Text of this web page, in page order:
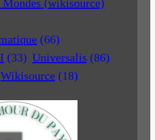
Mondes (wikisource)
(66)
(33) Universalis (86)
Wikisource (18)